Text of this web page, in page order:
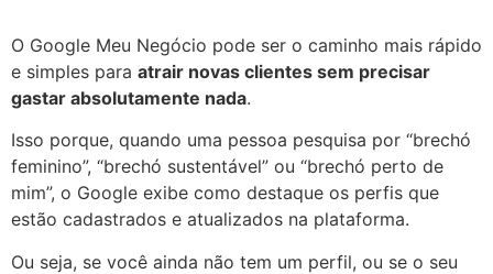
O Google Meu Negócio pode ser o caminho mais rápido
e simples para atrair novas clientes sem precisar
gastar absolutamente nada.
Isso porque, quando uma pessoa pesquisa por “brechó
feminino”, “brechó sustentável” ou “brechó perto de
mim”, o Google exibe como destaque os perfis que
estão cadastrados e atualizados na plataforma.
Ou seja, se você ainda não tem um perfil, ou se o seu